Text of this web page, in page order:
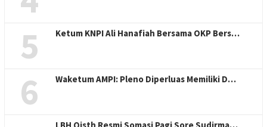
5 Ketum KNPI Ali Hanafiah Bersama OKP Bers…
6 Waketum AMPI: Pleno Diperluas Memiliki D…